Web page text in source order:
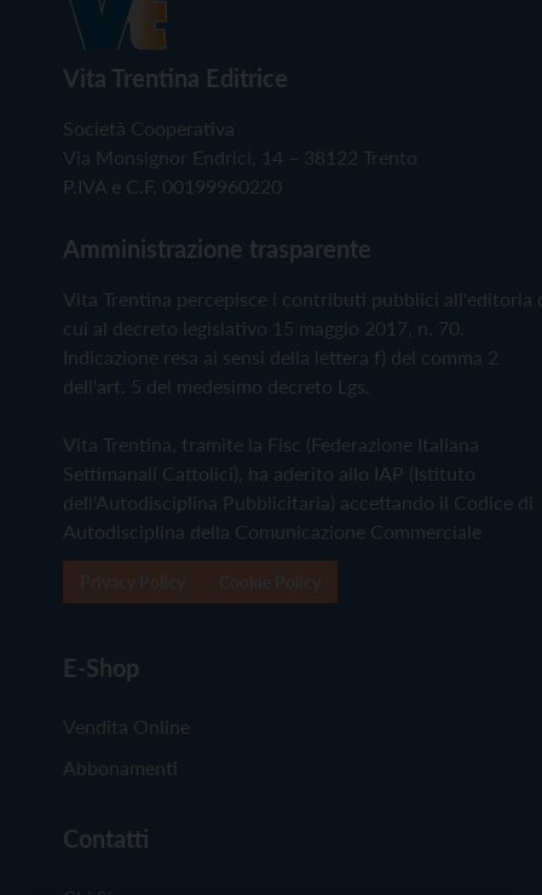
Vita Trentina Editrice
Società Cooperativa
Via Monsignor Endrici, 14 – 38122 Trento
P.IVA e C.F. 00199960220
Amministrazione trasparente
Vita Trentina percepisce i contributi pubblici all'editoria
cui al decreto legislativo 15 maggio 2017, n. 70.
Indicazione resa ai sensi della lettera f) del comma 2
dell'art. 5 del medesimo decreto Lgs.
Vita Trentina, tramite la Fisc (Federazione Italiana
Settimanali Cattolici), ha aderito allo IAP (Istituto
dell'Autodisciplina Pubblicitaria) accettando il Codice di
Autodisciplina della Comunicazione Commerciale
E-Shop
Vendita Online
Abbonamenti
Contatti